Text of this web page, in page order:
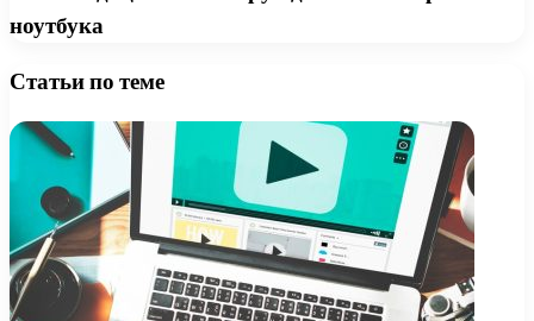
ноутбука
Статьи по теме